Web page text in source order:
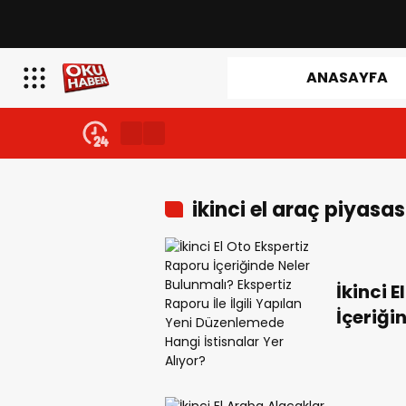
ANASAYFA
ikinci el araç
İkinci